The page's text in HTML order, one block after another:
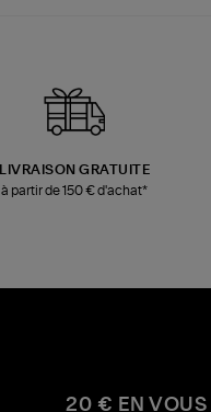
LIVRAISON GRATUITE
à partir de 150 € d'achat*
20 € EN VOUS